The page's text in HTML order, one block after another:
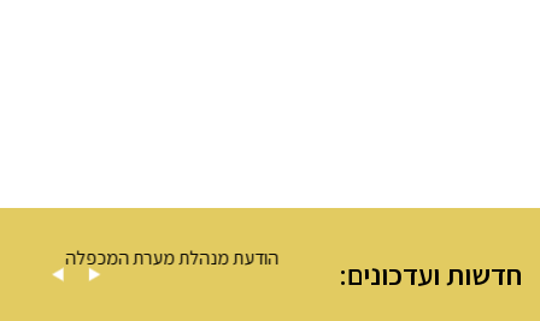
חדשות ועדכונים: הודעת מנהלת מערת המכפלה